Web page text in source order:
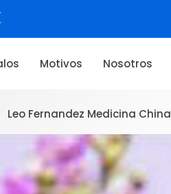
Motivos Nosotros
Leo Fernandez Medicina China